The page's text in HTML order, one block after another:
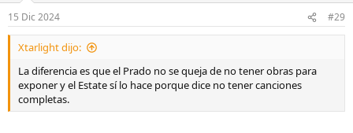
e
s
15 Dic 2024 #29
Xtarlight dijo:
La diferencia es que el Prado no se queja de no tener obras para
exponer y el Estate sí lo hace porque dice no tener canciones
completas.